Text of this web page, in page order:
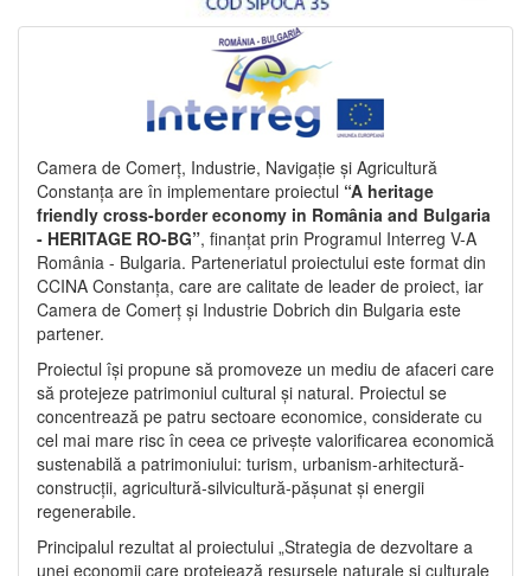
Camera de Comerț, Industrie, Navigație și Agricultură
Constanța are în implementare proiectul “A heritage
friendly cross-border economy in România and Bulgaria
- HERITAGE RO-BG”, finanțat prin Programul Interreg V-A
România - Bulgaria. Parteneriatul proiectului este format din
CCINA Constanța, care are calitate de leader de proiect, iar
Camera de Comerț și Industrie Dobrich din Bulgaria este
partener.
Proiectul își propune să promoveze un mediu de afaceri care
să protejeze patrimoniul cultural și natural. Proiectul se
concentrează pe patru sectoare economice, considerate cu
cel mai mare risc în ceea ce privește valorificarea economică
sustenabilă a patrimoniului: turism, urbanism-arhitectură-
construcții, agricultură-silvicultură-pășunat și energii
regenerabile.
Principalul rezultat al proiectului „Strategia de dezvoltare a
unei economii care protejează resursele naturale și culturale